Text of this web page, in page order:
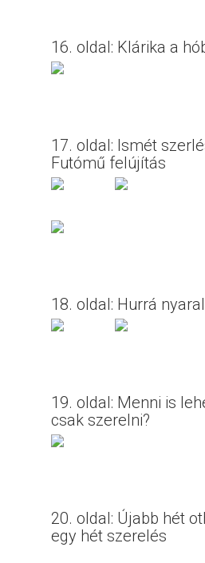
16. oldal: Klárika a
17. oldal: Ismét
Futómű felújítás
18. oldal: Hurrá
19. oldal: Menni is
csak szerelni?
20. oldal: Újabb hét
egy hét szerelés